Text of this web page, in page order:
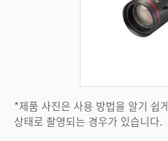
*제품 사진은 사용 방법을 알기 쉽
상태로 촬영되는 경우가 있습니다.